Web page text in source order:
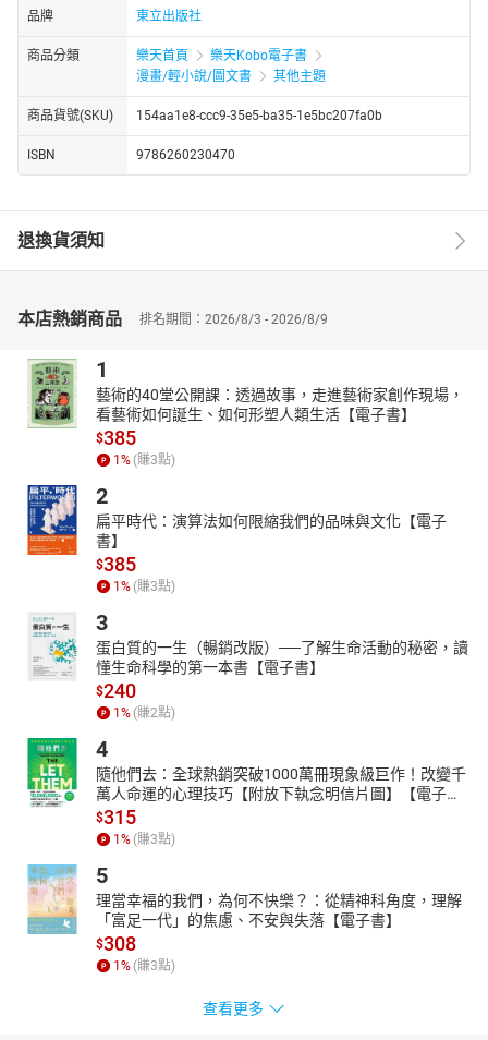
品牌 東立出版社
商品分類 樂天首頁
樂天Kobo電子書
漫畫/輕小說/圖文書
其他主題
商品貨號(SKU) 154aa1e8-ccc9-35e5-ba35-1e5bc207fa0b
ISBN 9786260230470
退換貨須知
本店熱銷商品 排名期間：2026/8/3 - 2026/8/9
1
藝術的40堂公開課：透過故事，走進藝術家創作現場，
看藝術如何誕生、如何形塑人類生活【電子書】
$385
1% (賺3點)
2
扁平時代：演算法如何限縮我們的品味與文化【電子
書】
$385
1% (賺3點)
3
蛋白質的一生（暢銷改版）──了解生命活動的秘密，讀
懂生命科學的第一本書【電子書】
$240
1% (賺2點)
4
隨他們去：全球熱銷突破1000萬冊現象級巨作！改變千
萬人命運的心理技巧【附放下執念明信片圖】【電子
書】
$315
1% (賺3點)
5
理當幸福的我們，為何不快樂？：從精神科角度，理解
「富足一代」的焦慮、不安與失落【電子書】
$308
1% (賺3點)
查看更多